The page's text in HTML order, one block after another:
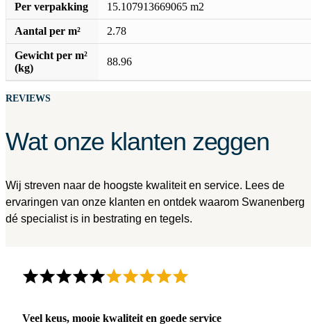
Per verpakking 15.107913669065 m2
Aantal per m² 2.78
Gewicht per m²
(kg)
88.96
REVIEWS
Wat onze klanten zeggen
Wij streven naar de hoogste kwaliteit en service. Lees de
ervaringen van onze klanten en ontdek waarom Swanenberg
dé specialist is in bestrating en tegels.
Veel keus, mooie kwaliteit en goede service